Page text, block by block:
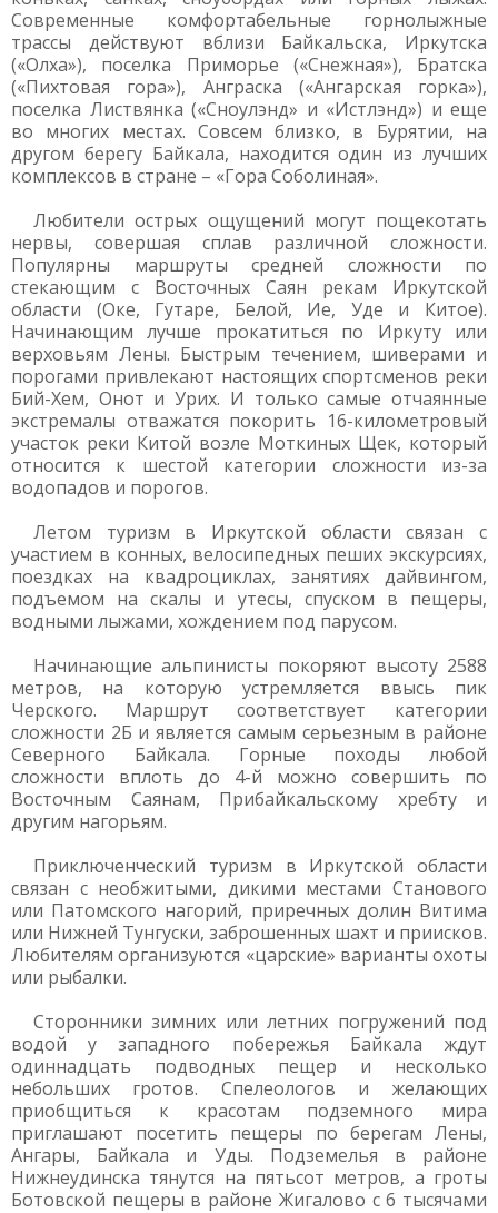
Современные комфортабельные горнолыжные
трассы действуют вблизи Байкальска, Иркутска
(«Олха»), поселка Приморье («Снежная»), Братска
(«Пихтовая гора»), Анграска («Ангарская горка»),
поселка Листвянка («Сноулэнд» и «Истлэнд») и еще
во многих местах. Совсем близко, в Бурятии, на
другом берегу Байкала, находится один из лучших
комплексов в стране – «Гора Соболиная».
Любители острых ощущений могут пощекотать
нервы, совершая сплав различной сложности.
Популярны маршруты средней сложности по
стекающим с Восточных Саян рекам Иркутской
области (Оке, Гутаре, Белой, Ие, Уде и Китое).
Начинающим лучше прокатиться по Иркуту или
верховьям Лены. Быстрым течением, шиверами и
порогами привлекают настоящих спортсменов реки
Бий-Хем, Онот и Урих. И только самые отчаянные
экстремалы отважатся покорить 16-километровый
участок реки Китой возле Моткиных Щек, который
относится к шестой категории сложности из-за
водопадов и порогов.
Летом туризм в Иркутской области связан с
участием в конных, велосипедных пеших экскурсиях,
поездках на квадроциклах, занятиях дайвингом,
подъемом на скалы и утесы, спуском в пещеры,
водными лыжами, хождением под парусом.
Начинающие альпинисты покоряют высоту 2588
метров, на которую устремляется ввысь пик
Черского. Маршрут соответствует категории
сложности 2Б и является самым серьезным в районе
Северного Байкала. Горные походы любой
сложности вплоть до 4-й можно совершить по
Восточным Саянам, Прибайкальскому хребту и
другим нагорьям.
Приключенческий туризм в Иркутской области
связан с необжитыми, дикими местами Станового
или Патомского нагорий, приречных долин Витима
или Нижней Тунгуски, заброшенных шахт и приисков.
Любителям организуются «царские» варианты охоты
или рыбалки.
Сторонники зимних или летних погружений под
водой у западного побережья Байкала ждут
одиннадцать подводных пещер и несколько
небольших гротов. Спелеологов и желающих
приобщиться к красотам подземного мира
приглашают посетить пещеры по берегам Лены,
Ангары, Байкала и Уды. Подземелья в районе
Нижнеудинска тянутся на пятьсот метров, а гроты
Ботовской пещеры в районе Жигалово с 6 тысячами